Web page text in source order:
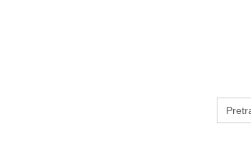
Search
for: